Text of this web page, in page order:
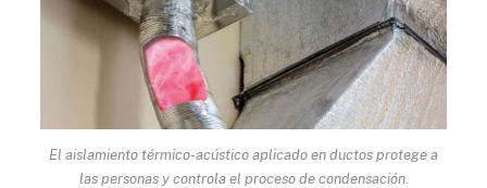
El aislamiento térmico-acústico aplicado en ductos protege a
las personas y controla el proceso de condensación.